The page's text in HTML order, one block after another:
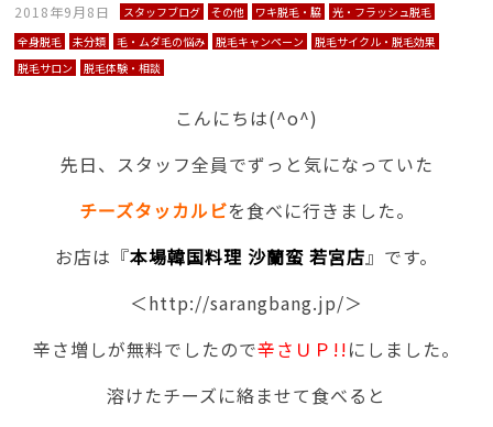
2018年9月8日 スタッフブログ その他 ワキ脱毛・脇
光・フラッシュ脱毛
全身脱毛
未分類 毛・ムダ毛の悩み 脱毛キャンペーン
脱毛サイクル・脱毛効果
脱毛サロン
脱毛体験・相談
こんにちは(^o^)
先日、スタッフ全員でずっと気になっていた
チーズタッカルビを食べに行きました。
お店は『本場韓国料理 沙蘭蛮 若宮店』です。
＜http://sarangbang.jp/＞
辛さ増しが無料でしたので辛さＵＰ!!にしました。
溶けたチーズに絡ませて食べると